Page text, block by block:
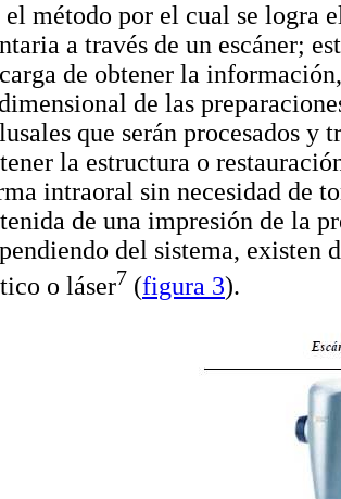
el método por el cual se logra
a través de un escáner;
de obtener la
de las
que serán procesados y
la estructura o
intraoral sin necesidad de
de una impresión de la
del sistema, existen
o láser7 (figura 3).